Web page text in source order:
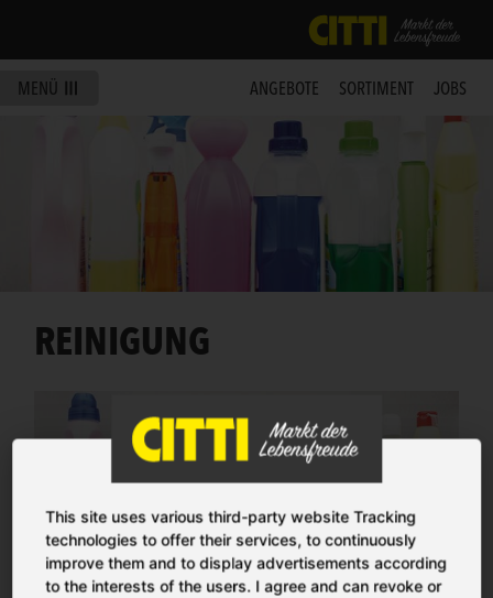
ANGEBOTE SORTIMENT JOBS
REINIGUNG
MENÜ
This site uses various third-party website Tracking
technologies to offer their services, to continuously
improve them and to display advertisements according
to the interests of the users. I agree and can revoke or